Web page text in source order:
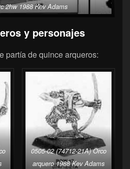
2hw 1988 Kev Adams
y personajes
partía de quince arqueros:
0505-02 (74712-21A) Orco
arquero 1988 Kev Adams